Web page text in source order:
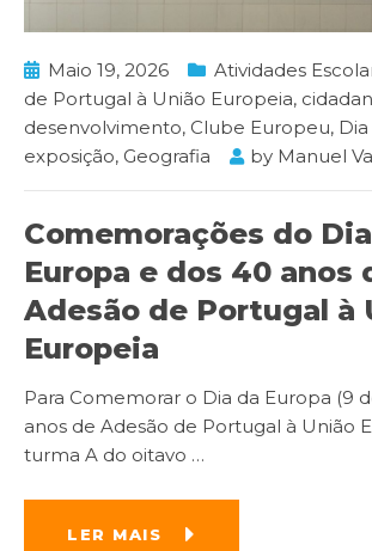
Maio 19, 2026 Atividades
de Portugal à União Europeia,
desenvolvimento, Clube Europeu,
exposição, Geografia by Manuel
Comemorações do
Europa e dos 40 anos
Adesão de Portugal à
Europeia
Para Comemorar o Dia da Europa (9
anos de Adesão de Portugal à União
turma A do oitavo …
LER MAIS